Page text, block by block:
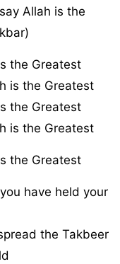
Allah is the
the Greatest
is the Greatest
the Greatest
is the Greatest
the Greatest
have held your
the Takbeer